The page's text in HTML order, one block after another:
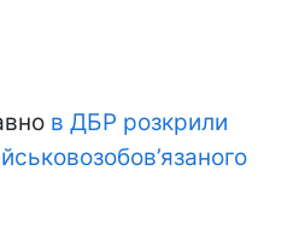
в ДБР розкрили